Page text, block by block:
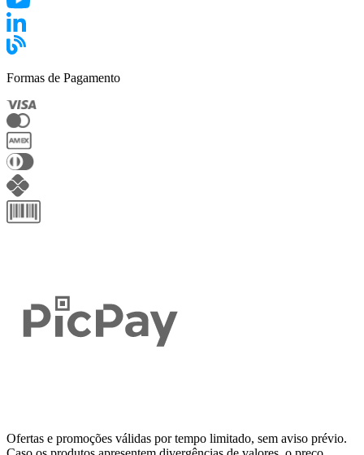
Formas de Pagamento
Ofertas e promoções válidas por tempo limitado, sem aviso prévio.